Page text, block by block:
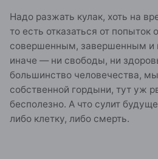
Надо разжать кулак, хоть на
то есть отказаться от попыток
совершенным, завершенным и
иначе — ни свободы, ни
большинство человечества,
собственной гордыни, тут уж
бесполезно. А что сулит
либо клетку, либо смерть.